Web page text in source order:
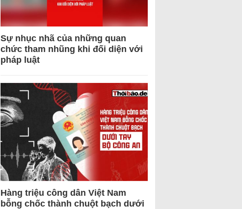
Sự nhục nhã của những quan
chức tham nhũng khi đối diện với
pháp luật
Hàng triệu công dân Việt Nam
bỗng chốc thành chuột bạch dưới